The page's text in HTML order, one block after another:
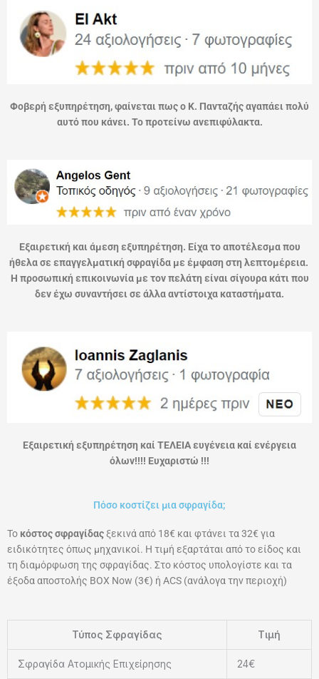
Φοβερή εξυπηρέτηση, φαίνεται πως ο Κ. Πανταζής αγαπάει πολύ
αυτό που κάνει. Το προτείνω ανεπιφύλακτα.
Εξαιρετική και άμεση εξυπηρέτηση. Είχα το αποτέλεσμα που
ήθελα σε επαγγελματική σφραγίδα με έμφαση στη λεπτομέρεια.
Η προσωπική επικοινωνία με τον πελάτη είναι σίγουρα κάτι που
δεν έχω συναντήσει σε άλλα αντίστοιχα καταστήματα.
Εξαιρετική εξυπηρέτηση καί ΤΕΛΕΙΑ ευγένεια καί ενέργεια
όλων!!!! Ευχαριστώ !!!
Πόσο κοστίζει μια σφραγίδα;
Το κόστος σφραγίδαςξεκινά από 18€ και φτάνει τα 32€ για
ειδικότητες όπως μηχανικοί. Η τιμή εξαρτάται από το είδος και
τη διαμόρφωση της σφραγίδας. Στο κόστος υπολογίστε και τα
έξοδα αποστολής ΒΟΧ Now (3€) ή ACS (ανάλογα την περιοχή)
Τύπος Σφραγίδας Τιμή
Σφραγίδα Ατομικής Επιχείρησης 24€